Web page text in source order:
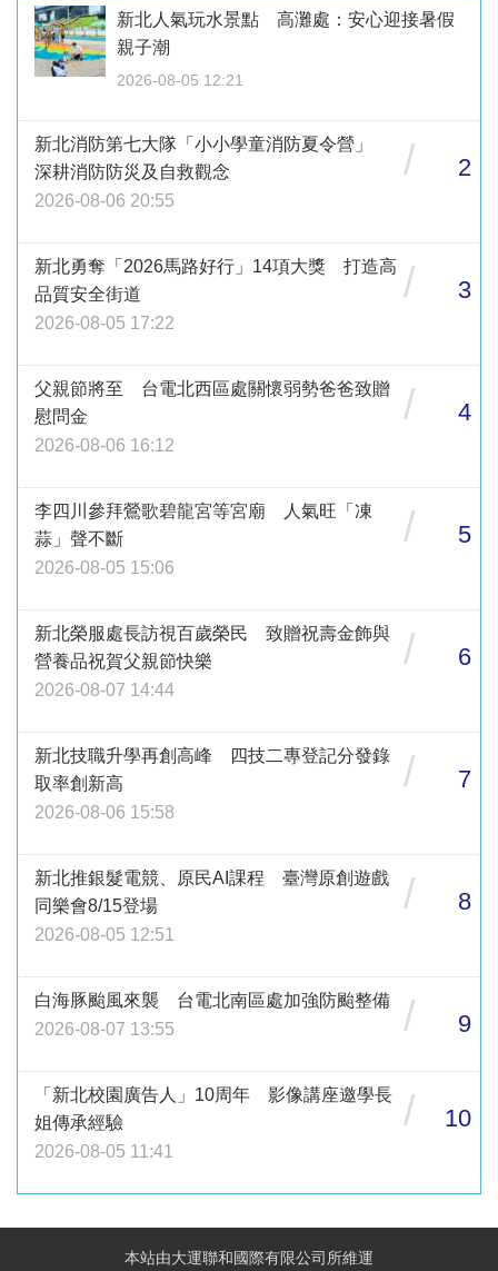
新北人氣玩水景點 高灘處：安心迎接暑假
親子潮
2026-08-05 12:21
新北消防第七大隊「小小學童消防夏令營」
深耕消防防災及自救觀念
2026-08-06 20:55
/ 2
新北勇奪「2026馬路好行」14項大獎 打造高
品質安全街道
2026-08-05 17:22
/ 3
父親節將至 台電北西區處關懷弱勢爸爸致贈
慰問金
2026-08-06 16:12
/ 4
李四川參拜鶯歌碧龍宮等宮廟 人氣旺「凍
蒜」聲不斷
2026-08-05 15:06
/ 5
新北榮服處長訪視百歲榮民 致贈祝壽金飾與
營養品祝賀父親節快樂
2026-08-07 14:44
/ 6
新北技職升學再創高峰 四技二專登記分發錄
取率創新高
2026-08-06 15:58
/ 7
新北推銀髮電競、原民AI課程 臺灣原創遊戲
同樂會8/15登場
2026-08-05 12:51
/ 8
白海豚颱風來襲 台電北南區處加強防颱整備
2026-08-07 13:55
/ 9
「新北校園廣告人」10周年 影像講座邀學長
姐傳承經驗
2026-08-05 11:41
/ 10
本站由大運聯和國際有限公司所維運